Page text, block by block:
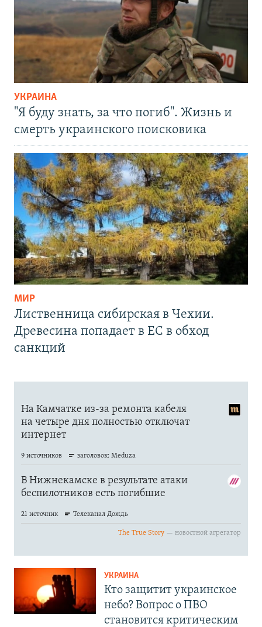
УКРАИНА
"Я буду знать, за что погиб". Жизнь и
смерть украинского поисковика
МИР
Лиственница сибирская в Чехии.
Древесина попадает в ЕС в обход
санкций
УКРАИНА
Кто защитит украинское
небо? Вопрос о ПВО
становится критическим